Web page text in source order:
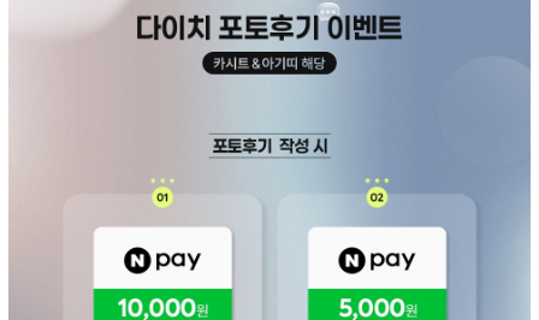
PAYCO 바로구매